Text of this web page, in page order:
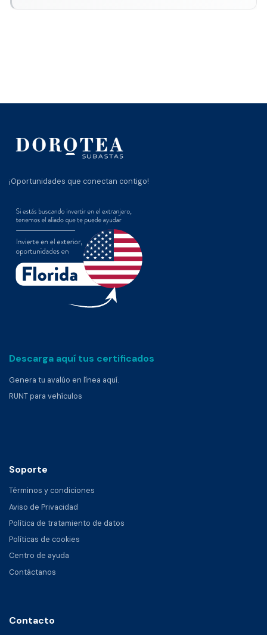
¡Oportunidades que conectan contigo!
Descarga aquí tus certificados
Genera tu avalúo en línea aquí.
RUNT para vehículos
Soporte
Términos y condiciones
Aviso de Privacidad
Política de tratamiento de datos
Políticas de cookies
Centro de ayuda
Contáctanos
Contacto